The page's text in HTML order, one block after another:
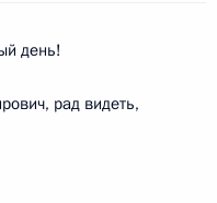
день!
рад видеть,